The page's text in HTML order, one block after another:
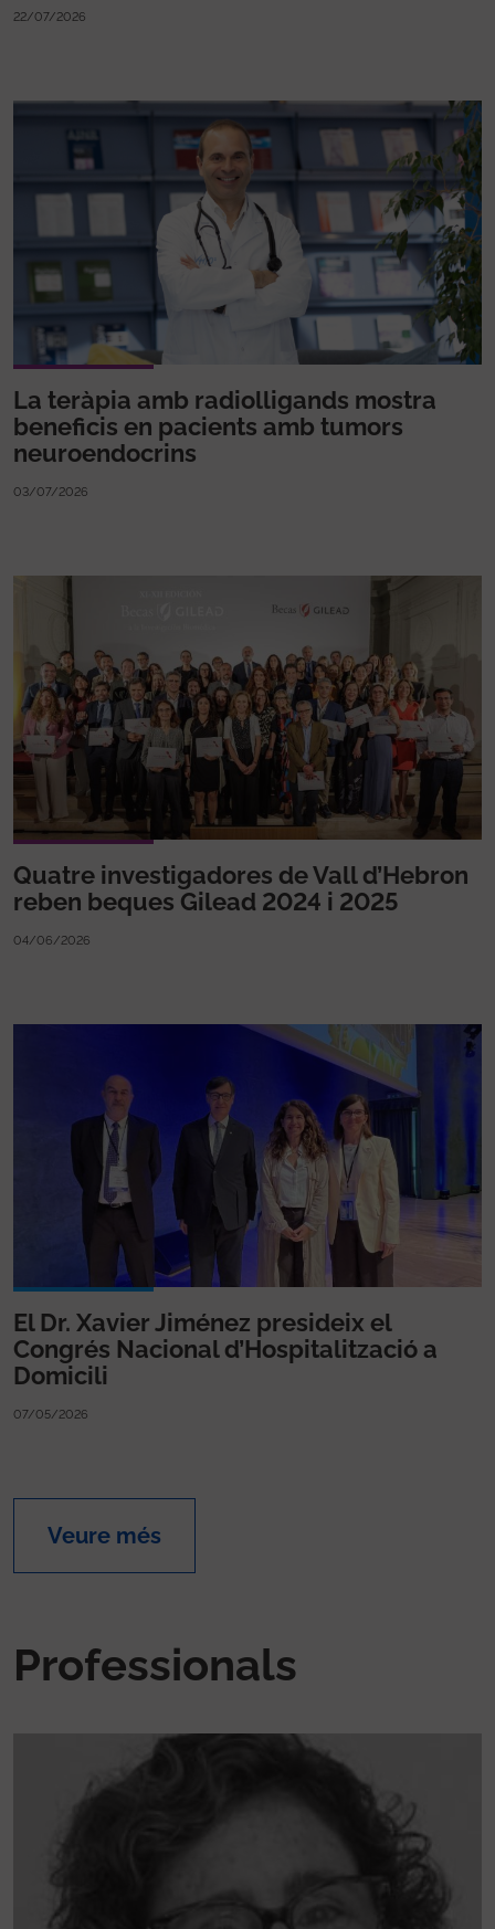
22/07/2026
La teràpia amb radiolligands mostra
beneficis en pacients amb tumors
neuroendocrins
03/07/2026
Quatre investigadores de Vall d’Hebron
reben beques Gilead 2024 i 2025
04/06/2026
El Dr. Xavier Jiménez presideix el
Congrés Nacional d’Hospitalització a
Domicili
07/05/2026
Veure més
Professionals